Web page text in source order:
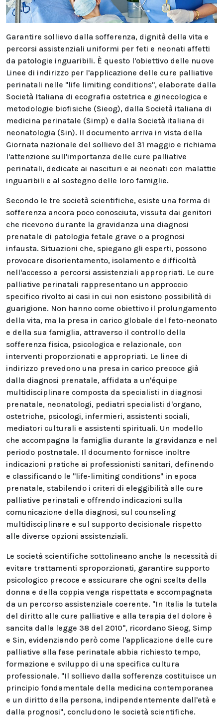
Garantire sollievo dalla sofferenza, dignità della vita e
percorsi assistenziali uniformi per feti e neonati affetti
da patologie inguaribili. È questo l'obiettivo delle nuove
Linee di indirizzo per l'applicazione delle cure palliative
perinatali nelle "life limiting conditions", elaborate dalla
Società Italiana di ecografia ostetrica e ginecologica e
metodologie biofisiche (Sieog), dalla Società italiana di
medicina perinatale (Simp) e dalla Società italiana di
neonatologia (Sin). Il documento arriva in vista della
Giornata nazionale del sollievo del 31 maggio e richiama
l'attenzione sull'importanza delle cure palliative
perinatali, dedicate ai nascituri e ai neonati con malattie
inguaribili e al sostegno delle loro famiglie.
Secondo le tre società scientifiche, esiste una forma di
sofferenza ancora poco conosciuta, vissuta dai genitori
che ricevono durante la gravidanza una diagnosi
prenatale di patologia fetale grave o a prognosi
infausta. Situazioni che, spiegano gli esperti, possono
provocare disorientamento, isolamento e difficoltà
nell'accesso a percorsi assistenziali appropriati. Le cure
palliative perinatali rappresentano un approccio
specifico rivolto ai casi in cui non esistono possibilità di
guarigione. Non hanno come obiettivo il prolungamento
della vita, ma la presa in carico globale del feto-neonato
e della sua famiglia, attraverso il controllo della
sofferenza fisica, psicologica e relazionale, con
interventi proporzionati e appropriati. Le linee di
indirizzo prevedono una presa in carico precoce già
dalla diagnosi prenatale, affidata a un'équipe
multidisciplinare composta da specialisti in diagnosi
prenatale, neonatologi, pediatri specialisti d'organo,
ostetriche, psicologi, infermieri, assistenti sociali,
mediatori culturali e assistenti spirituali. Un modello
che accompagna la famiglia durante la gravidanza e nel
periodo postnatale. Il documento fornisce inoltre
indicazioni pratiche ai professionisti sanitari, definendo
e classificando le "life-limiting conditions" in epoca
prenatale, stabilendo i criteri di eleggibilità alle cure
palliative perinatali e offrendo indicazioni sulla
comunicazione della diagnosi, sul counseling
multidisciplinare e sul supporto decisionale rispetto
alle diverse opzioni assistenziali.
Le società scientifiche sottolineano anche la necessità di
evitare trattamenti sproporzionati, garantire supporto
psicologico precoce e assicurare che ogni scelta della
donna e della coppia venga rispettata e accompagnata
da un percorso assistenziale coerente. "In Italia la tutela
del diritto alle cure palliative e alla terapia del dolore è
sancita dalla legge 38 del 2010", ricordano Sieog, Simp
e Sin, evidenziando però come l'applicazione delle cure
palliative alla fase perinatale abbia richiesto tempo,
formazione e sviluppo di una specifica cultura
professionale. "Il sollievo dalla sofferenza costituisce un
principio fondamentale della medicina contemporanea
e un diritto della persona, indipendentemente dall'età e
dalla prognosi", concludono le società scientifiche.